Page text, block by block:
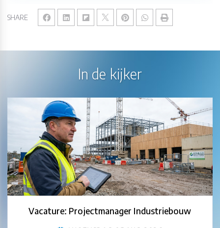
SHARE
In de kijker
Vacature: Projectmanager Industriebouw